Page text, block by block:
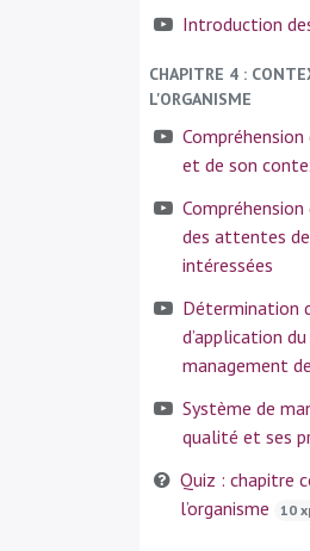
Introduction
CHAPITRE 4 :
L'ORGANISME
Compréhension
et de son
des attentes
intéressées
Détermination
d’application
management
Système de
qualité et ses
Quiz : chapitre
l’organisme
10